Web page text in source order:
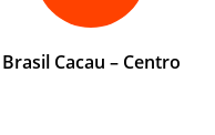
Brasil Cacau – Centro